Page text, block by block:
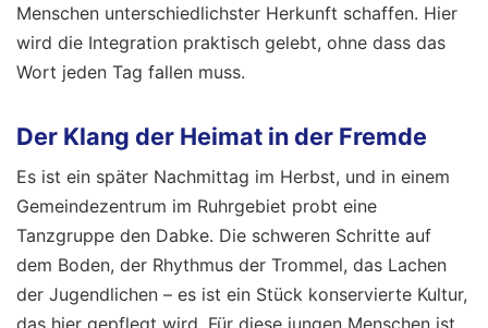
Menschen unterschiedlichster Herkunft schaffen. Hier
wird die Integration praktisch gelebt, ohne dass das
Wort jeden Tag fallen muss.
Der Klang der Heimat in der Fremde
Es ist ein später Nachmittag im Herbst, und in einem
Gemeindezentrum im Ruhrgebiet probt eine
Tanzgruppe den Dabke. Die schweren Schritte auf
dem Boden, der Rhythmus der Trommel, das Lachen
der Jugendlichen – es ist ein Stück konservierte Kultur,